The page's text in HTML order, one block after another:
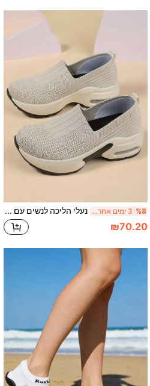
%8 3 ימים אחרונים נעלי הליכה לנשים עם סוליה עבה וכרית אוויר, קלות משקל ומאווררות, נעליים מחטבות ומגביחות, חלק עליון מסריג אלסטי, נוחות ומאווררות, אופנתיות ורב-שימושיות
₪70.20